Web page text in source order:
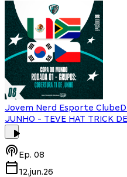
Jovem Nerd Esporte Clube
JUNHO - TEVE HAT TRICK
Ep. 08
12.jun.26